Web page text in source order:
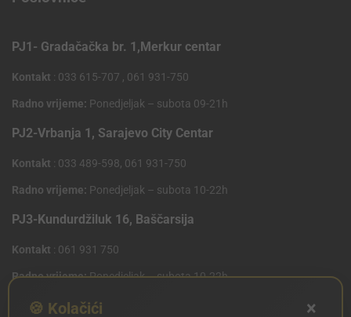
PJ1- Gradačačka br. 1,Merkur centar
Kontakt : 033 615-707 , 061 931-750
Radno vrijeme: Ponedjeljak – subota 09-21h
PJ2-Vrbanja 1, Sarajevo City Centar
Kontakt : 033 489-598, 061 931-750
Radno vrijeme: Ponedjeljak – subota 10-22h
PJ3-Kundurdžiluk 16, Baščarsija
Kontakt : 061 931 750
Radno vrijeme:Ponedjeljak – subota 10-22h
PJ4 West Gate,Mostarsko raskrsce 10 (Penny Plus
🍪 Kolačići ×